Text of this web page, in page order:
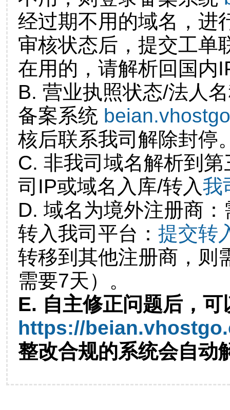
经过期不用的域名，进
审核状态后，提交工单
在用的，请解析回国内
B. 营业执照状态/法人
备案系统
核后联系我司解除封停
C. 非我司域名解析到
司IP或域名入库/转入我
D. 域名为境外注册商
转入我司平台： 提交转
转移到其他注册商，则
需要7天）。
E. 自主修正问题后，可
https://
整改合规的系统会自动